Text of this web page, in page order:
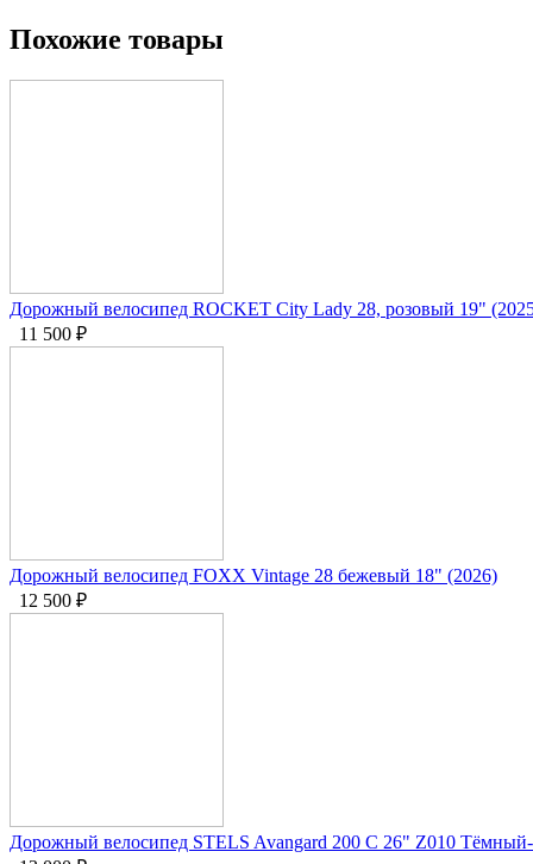
Похожие товары
Дорожный велосипед ROCKET City Lady 28, розовый 19"
11 500 ₽
Дорожный велосипед FOXX Vintage 28 бежевый 18" (2026)
12 500 ₽
Дорожный велосипед STELS Avangard 200 C 26" Z010